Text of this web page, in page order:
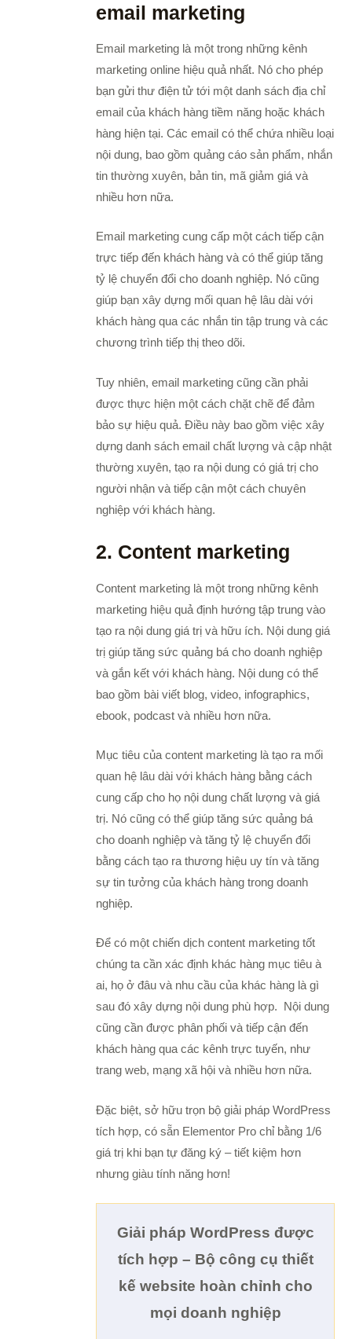
email marketing
Email marketing là một trong những kênh
marketing online hiệu quả nhất. Nó cho phép
bạn gửi thư điện tử tới một danh sách địa chỉ
email của khách hàng tiềm năng hoặc khách
hàng hiện tại. Các email có thể chứa nhiều loại
nội dung, bao gồm quảng cáo sản phẩm, nhắn
tin thường xuyên, bản tin, mã giảm giá và
nhiều hơn nữa.
Email marketing cung cấp một cách tiếp cận
trực tiếp đến khách hàng và có thể giúp tăng
tỷ lệ chuyển đổi cho doanh nghiệp. Nó cũng
giúp bạn xây dựng mối quan hệ lâu dài với
khách hàng qua các nhắn tin tập trung và các
chương trình tiếp thị theo dõi.
Tuy nhiên, email marketing cũng cần phải
được thực hiện một cách chặt chẽ để đảm
bảo sự hiệu quả. Điều này bao gồm việc xây
dựng danh sách email chất lượng và cập nhật
thường xuyên, tạo ra nội dung có giá trị cho
người nhận và tiếp cận một cách chuyên
nghiệp với khách hàng.
2. Content marketing
Content marketing là một trong những kênh
marketing hiệu quả định hướng tập trung vào
tạo ra nội dung giá trị và hữu ích. Nội dung giá
trị giúp tăng sức quảng bá cho doanh nghiệp
và gắn kết với khách hàng. Nội dung có thể
bao gồm bài viết blog, video, infographics,
ebook, podcast và nhiều hơn nữa.
Mục tiêu của content marketing là tạo ra mối
quan hệ lâu dài với khách hàng bằng cách
cung cấp cho họ nội dung chất lượng và giá
trị. Nó cũng có thể giúp tăng sức quảng bá
cho doanh nghiệp và tăng tỷ lệ chuyển đổi
bằng cách tạo ra thương hiệu uy tín và tăng
sự tin tưởng của khách hàng trong doanh
nghiệp.
Để có một chiến dịch content marketing tốt
chúng ta cần xác định khác hàng mục tiêu à
ai, họ ở đâu và nhu cầu của khác hàng là gì
sau đó xây dựng nội dung phù hợp. Nội dung
cũng cần được phân phối và tiếp cận đến
khách hàng qua các kênh trực tuyến, như
trang web, mạng xã hội và nhiều hơn nữa.
Đặc biệt, sở hữu trọn bộ giải pháp WordPress
tích hợp, có sẵn Elementor Pro chỉ bằng 1/6
giá trị khi bạn tự đăng ký – tiết kiệm hơn
nhưng giàu tính năng hơn!
Giải pháp WordPress được
tích hợp – Bộ công cụ thiết
kế website hoàn chỉnh cho
mọi doanh nghiệp